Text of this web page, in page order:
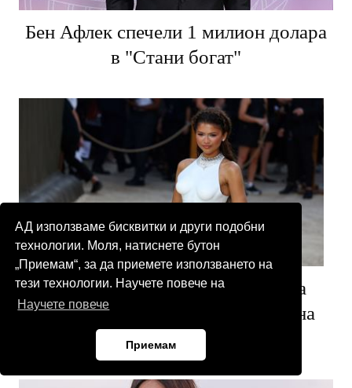
АД използваме бисквитки и други подобни
технологии. Моля, натиснете бутон
„Приемам“, за да приемете използването на
тези технологии. Научете повече на
Научете повече
Приемам
Бен Афлек спечели 1 милион долара
в "Стани богат"
Най-романтичната тенденция на
лято 2026 е вдъхновена от Древна
Гърция